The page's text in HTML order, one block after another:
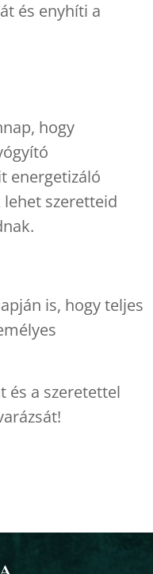
és enyhíti a
hogy
energetizáló
szeretteid
is, hogy teljes
és a szeretettel